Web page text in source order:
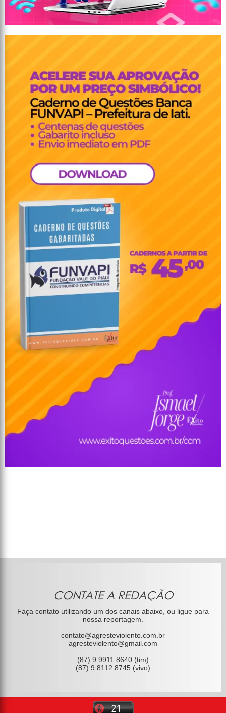
CONTATE A REDAÇÃO
Faça contato utilizando um dos canais abaixo, ou ligue para
nossa reportagem.
contato@agresteviolento.com.br
agresteviolento@gmail.com
(87) 9 9911.8640 (tim)
(87) 9 8112.8745 (vivo)